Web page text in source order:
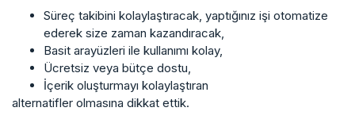
Süreç takibini kolaylaştıracak, yaptığınız işi otomatize
ederek size zaman kazandıracak,
Basit arayüzleri ile kullanımı kolay,
Ücretsiz veya bütçe dostu,
İçerik oluşturmayı kolaylaştıran
alternatifler olmasına dikkat ettik.